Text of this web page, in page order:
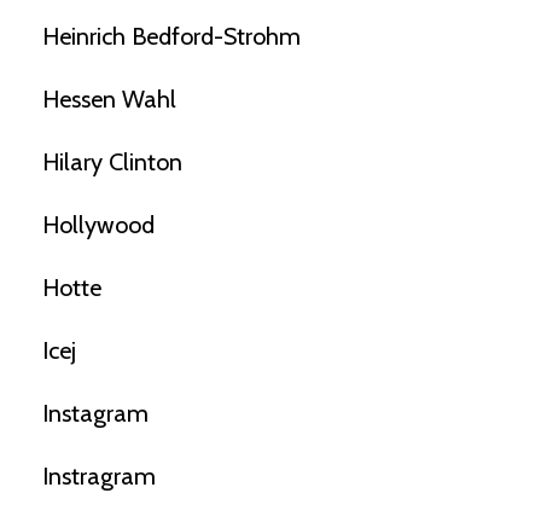
Heinrich Bedford-Strohm
Hessen Wahl
Hilary Clinton
Hollywood
Hotte
Icej
Instagram
Instragram